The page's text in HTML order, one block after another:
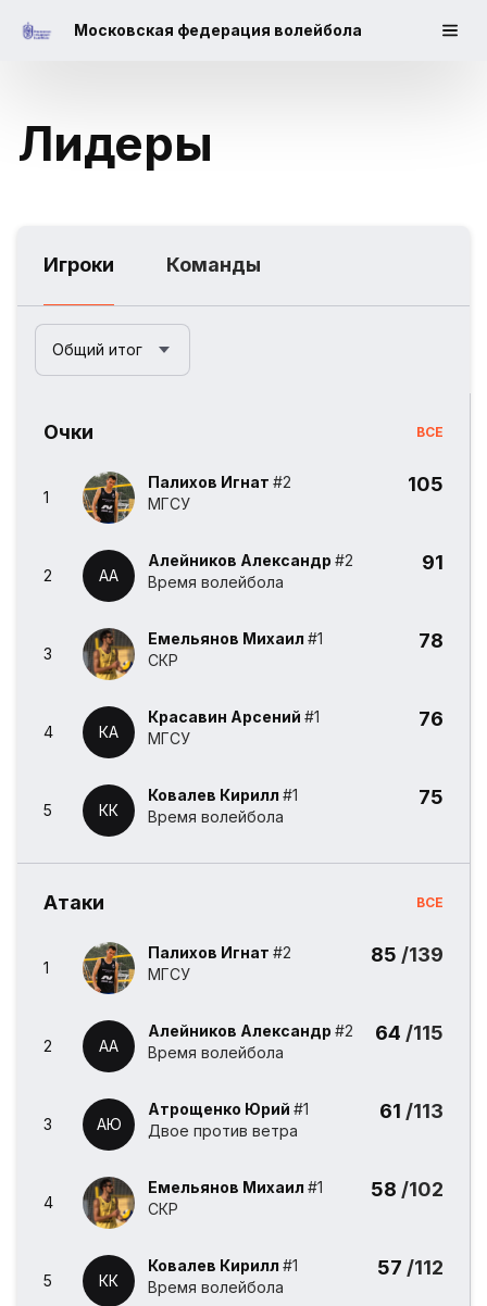
Московская федерация волейбола
Лидеры
Игроки Команды
Общий итог
Очки ВСЕ
1
Палихов Игнат #2
МГСУ
105
2 АА
Алейников Александр #2
Время волейбола
91
3
Емельянов Михаил #1
СКР
78
4 КА
Красавин Арсений #1
МГСУ
76
5 КК
Ковалев Кирилл #1
Время волейбола
75
Атаки ВСЕ
1
Палихов Игнат #2
МГСУ
85 /139
2 АА
Алейников Александр #2
Время волейбола
64 /115
3 АЮ
Атрощенко Юрий #1
Двое против ветра
61 /113
4
Емельянов Михаил #1
СКР
58 /102
5 КК
Ковалев Кирилл #1
Время волейбола
57 /112